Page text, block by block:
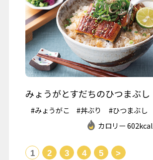
みょうがとすだちのひつまぶし
#みょうがこ #丼ぶり #ひつまぶし
カロリー 602kcal
1 2 3 4 5 >